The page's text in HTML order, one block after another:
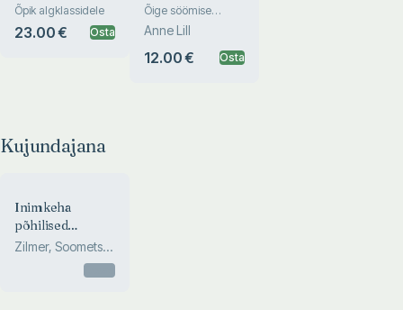
Õpik algklassidele
23.00 € Osta
Õige söömise
teejuht
Anne Lill
12.00 € Osta
Kujundajana
Inimkeha
põhilised
biomolekulid
(meditsiiniliselt
Zilmer, Soomets,
Zilmer, Rehema